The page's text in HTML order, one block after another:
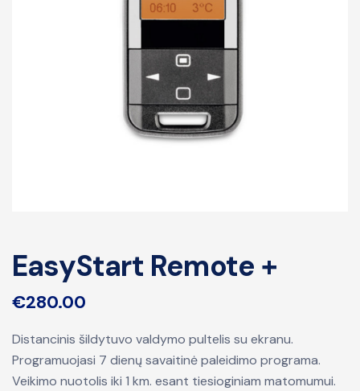
EasyStart Remote +
€280.00
Distancinis šildytuvo valdymo pultelis su ekranu.
Programuojasi 7 dienų savaitinėpaleidimo programa.
Veikimo nuotolis iki 1 km. esant tiesioginiam matomumui.